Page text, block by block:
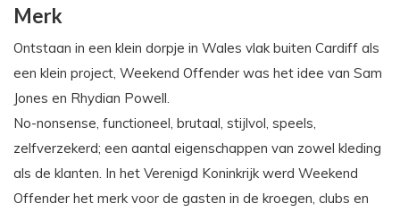
Merk
Ontstaan in een klein dorpje in Wales vlak buiten Cardiff als
een klein project, Weekend Offender was het idee van Sam
Jones en Rhydian Powell.
No-nonsense, functioneel, brutaal, stijlvol, speels,
zelfverzekerd; een aantal eigenschappen van zowel kleding
als de klanten. In het Verenigd Koninkrijk werd Weekend
Offender het merk voor de gasten in de kroegen, clubs en